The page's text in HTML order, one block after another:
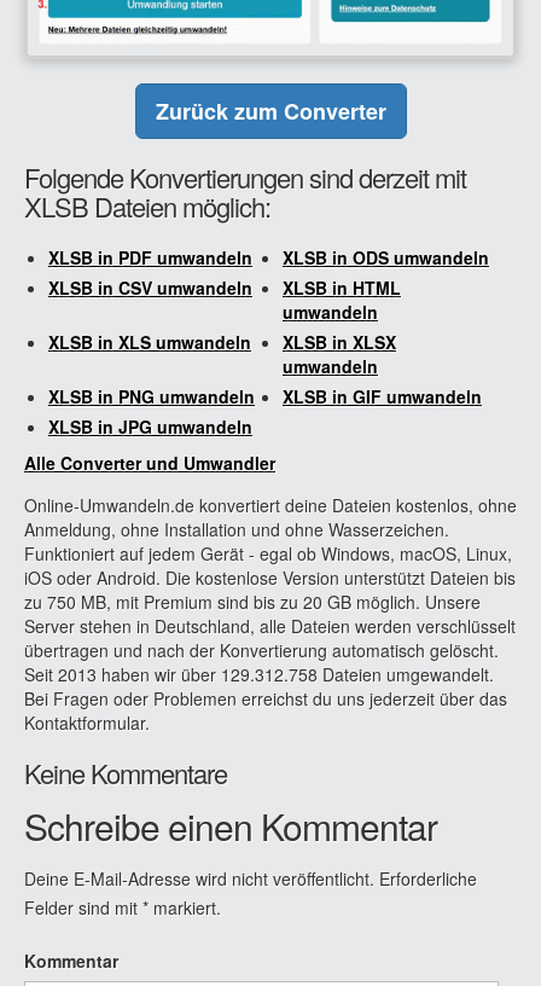
Zurück zum Converter
Folgende Konvertierungen sind derzeit mit
XLSB Dateien möglich:
XLSB in PDF umwandeln
XLSB in ODS umwandeln
XLSB in CSV umwandeln
XLSB in HTML
umwandeln
XLSB in XLS umwandeln
XLSB in XLSX
umwandeln
XLSB in PNG umwandeln
XLSB in GIF umwandeln
XLSB in JPG umwandeln
Alle Converter und Umwandler
Online-Umwandeln.de konvertiert deine Dateien kostenlos, ohne
Anmeldung, ohne Installation und ohne Wasserzeichen.
Funktioniert auf jedem Gerät - egal ob Windows, macOS, Linux,
iOS oder Android. Die kostenlose Version unterstützt Dateien bis
zu 750 MB, mit Premium sind bis zu 20 GB möglich. Unsere
Server stehen in Deutschland, alle Dateien werden verschlüsselt
übertragen und nach der Konvertierung automatisch gelöscht.
Seit 2013 haben wir über 129.312.758 Dateien umgewandelt.
Bei Fragen oder Problemen erreichst du uns jederzeit über das
Kontaktformular.
Keine Kommentare
Schreibe einen Kommentar
Deine E-Mail-Adresse wird nicht veröffentlicht. Erforderliche
Felder sind mit * markiert.
Kommentar